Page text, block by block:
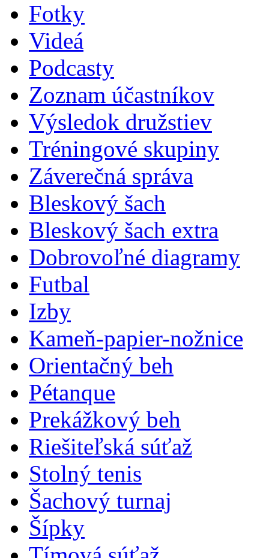
Fotky
Videá
Podcasty
Zoznam účastníkov
Výsledok družstiev
Tréningové skupiny
Záverečná správa
Bleskový šach
Bleskový šach extra
Dobrovoľné diagramy
Futbal
Izby
Kameň-papier-nožnice
Orientačný beh
Pétanque
Prekážkový beh
Riešiteľská súťaž
Stolný tenis
Šachový turnaj
Šípky